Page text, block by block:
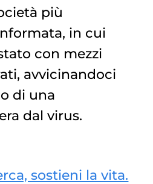
più
in cui
con mezzi
avvicinandoci
di una
dal virus.
sostieni la vita.